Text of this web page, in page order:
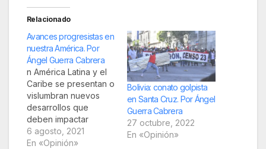
Relacionado
Avances progresistas en
nuestra América. Por
Ángel Guerra Cabrera
n América Latina y el
Caribe se presentan o
vislumbran nuevos
desarrollos que
deben impactar
positivamente en la
consolidación de lo
6 agosto, 2021
En «Opinión»
Bolivia: conato golpista
en Santa Cruz. Por Ángel
Guerra Cabrera
27 octubre, 2022
En «Opinión»